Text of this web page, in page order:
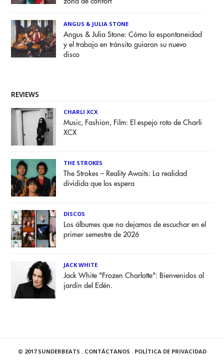
ANGUS & JULIA STONE
Angus & Julia Stone: Cómo la espontaneidad
y el trabajo en tránsito guiaron su nuevo
disco
REVIEWS
CHARLI XCX
Music, Fashion, Film: El espejo roto de Charli
XCX
THE STROKES
The Strokes – Reality Awaits: La realidad
dividida que los espera
DISCOS
Los álbumes que no dejamos de escuchar en el
primer semestre de 2026
JACK WHITE
Jack White "Frozen Charlotte": Bienvenidos al
jardín del Edén.
© 2017 SUNDERBEATS . CONTÁCTANOS . POLÍTICA DE PRIVACIDAD